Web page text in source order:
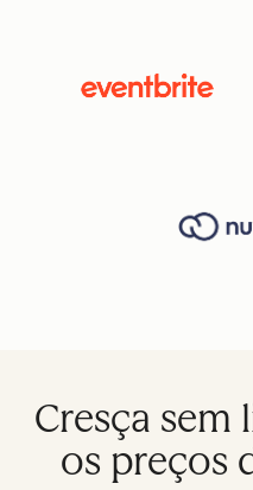
Cresça sem
os preços